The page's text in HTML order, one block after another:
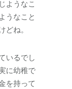
ようなこ
うなこと
ね。
いるでし
に幼稚で
を持って